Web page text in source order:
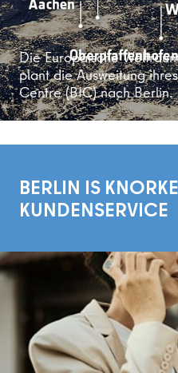
Die Europäische
plant die Ausweitung
Centre (BIC) nach Berlin.
BERLIN IS
KUNDENSERVICE
Weiterlesen